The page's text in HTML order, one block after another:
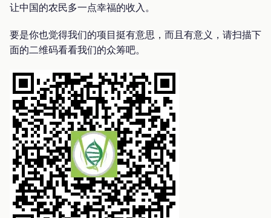
让中国的农民多一点幸福的收入。
要是你也觉得我们的项目挺有意思，而且有意义，请扫描下
面的二维码看看我们的众筹吧。